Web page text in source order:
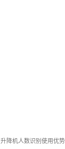
升降机人数识别使用优势